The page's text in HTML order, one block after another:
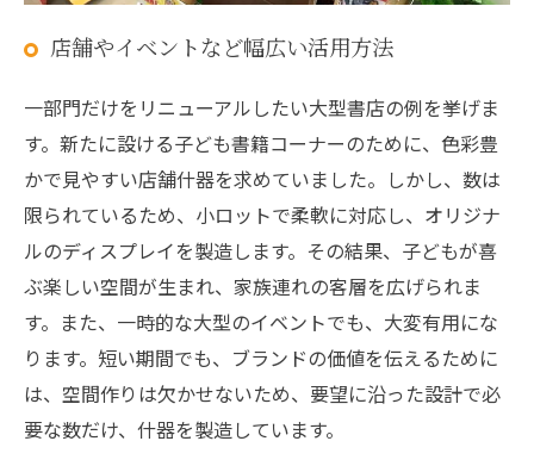
店舗やイベントなど幅広い活用方法
一部門だけをリニューアルしたい大型書店の例を挙げま
す。新たに設ける子ども書籍コーナーのために、色彩豊
かで見やすい店舗什器を求めていました。しかし、数は
限られているため、小ロットで柔軟に対応し、オリジナ
ルのディスプレイを製造します。その結果、子どもが喜
ぶ楽しい空間が生まれ、家族連れの客層を広げられま
す。また、一時的な大型のイベントでも、大変有用にな
ります。短い期間でも、ブランドの価値を伝えるために
は、空間作りは欠かせないため、要望に沿った設計で必
要な数だけ、什器を製造しています。